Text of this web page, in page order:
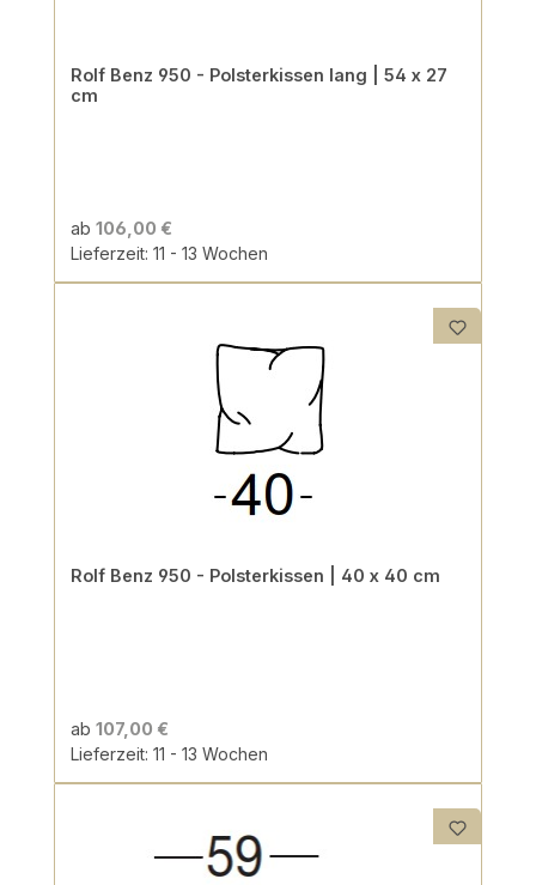
Rolf Benz 950 - Polsterkissen lang | 54 x 27
cm
ab 106,00 €
Lieferzeit: 11 - 13 Wochen
Rolf Benz 950 - Polsterkissen | 40 x 40 cm
ab 107,00 €
Lieferzeit: 11 - 13 Wochen